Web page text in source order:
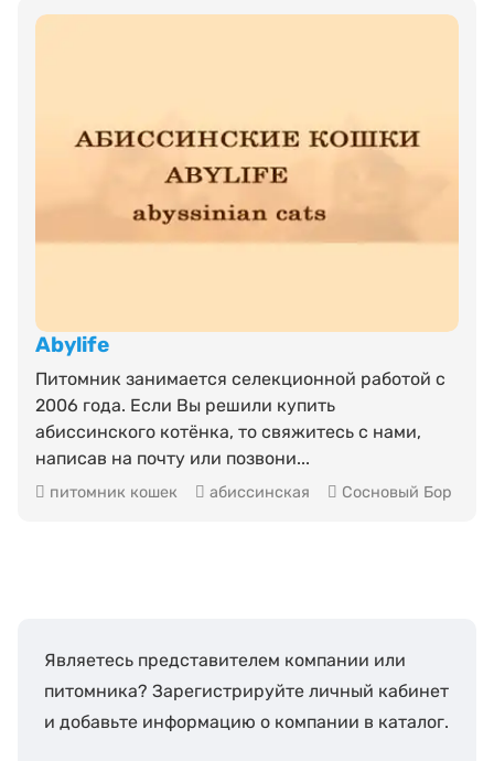
Abylife
Питомник занимается селекционной работой с
2006 года. Если Вы решили купить
абиссинского котёнка, то свяжитесь с нами,
написав на почту или позвони...
питомник кошек абиссинская Сосновый Бор
Являетесь представителем компании или
питомника? Зарегистрируйте личный кабинет
и добавьте информацию о компании в каталог.